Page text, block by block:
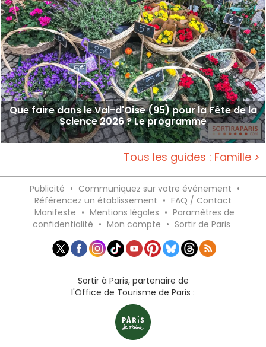
Que faire dans le Val-d'Oise (95) pour la Fête de la
Science 2026 ? Le programme
Tous les guides : Famille >
Publicité • Communiquez sur votre événement •
Référencez un établissement • FAQ / Contact
Manifeste • Mentions légales • Paramètres de
confidentialité • Mon compte • Sortir de Paris
Sortir à Paris, partenaire de
l'Office de Tourisme de Paris :